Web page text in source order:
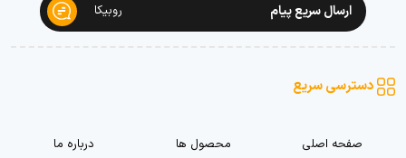
ارسال سریع پیام روبیکا
دسترسی سریع
صفحه اصلی محصول ها
درباره ما